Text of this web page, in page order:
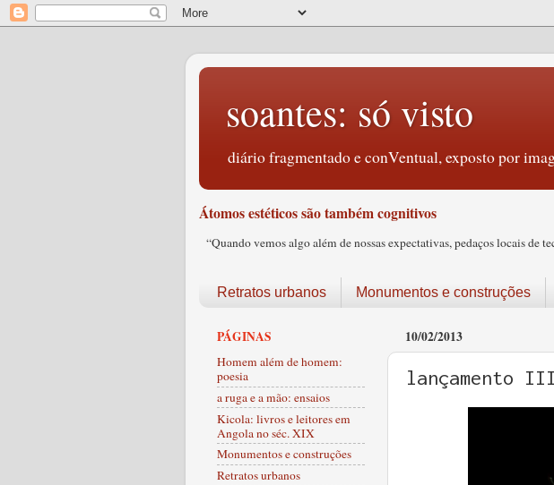
soantes: só visto
diário fragmentado e conVentual, exposto por
Átomos estéticos são também cognitivos
“Quando vemos algo além de nossas expectativas, pedaços locais de
Retratos urbanos Monumentos e construções
10/02/2013
lançamento III
PÁGINAS
Homem além de homem:
poesia
a ruga e a mão: ensaios
Kicola: livros e leitores em
Angola no séc. XIX
Monumentos e construções
Retratos urbanos